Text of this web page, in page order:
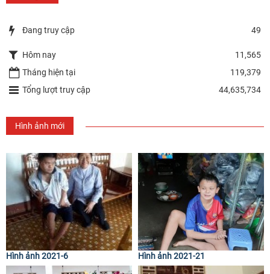
Đang truy cập 49
Hôm nay
11,565
Tháng hiện tại
119,379
Tổng lượt truy cập
44,635,734
Hình ảnh mới
Hình ảnh 2021-6 Hình ảnh 2021-21